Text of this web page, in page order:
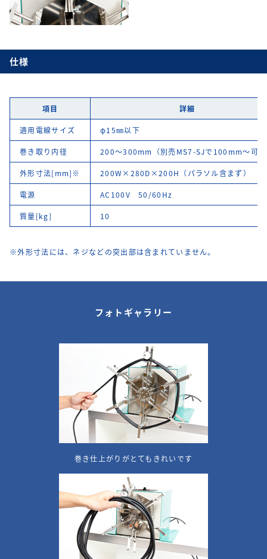
仕様
項目 詳細
適用電線サイズ φ15㎜以下
巻き取り内径 200～300mm（別売MS7-SJで100mm～可
外形寸法[mm]※ 200W×280D×200H（パラソル含まず）
電源 AC100V 50/60Hz
質量[kg] 10
※外形寸法には、ネジなどの突出部は含まれていません。
フォトギャラリー
巻き仕上がりがとてもきれいです